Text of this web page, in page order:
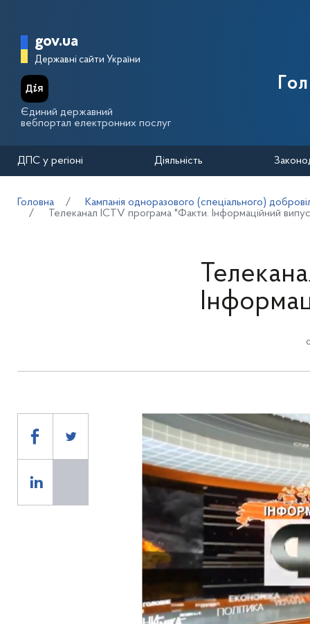
Головна сторінка Державної
gov.ua
Державні сайти України
Єдиний державний
вебпортал електронних послуг
ДПС у регіоні Діяльність
Головна
Кампанія одноразового (спеціального)
Телеканал ICTV програма "Факти. Інформаційний